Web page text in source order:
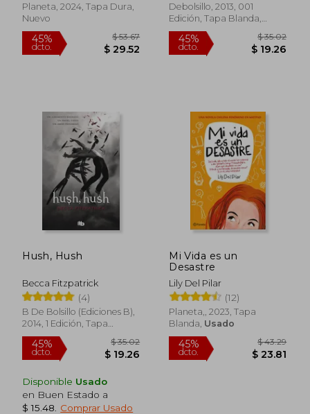
dcto.
40%
dcto.
Planeta, 2024, Tapa Dura,
Nuevo
Debolsillo, 2013, 001
Edición, Tapa Blanda,
Nuevo
Hush, Hush
Becca Fitzpatrick
(4)
B De Bolsillo (Ediciones B),
2014, 1 Edición, Tapa
Blanda, Nuevo
Disponible Usado
en Buen Estado a
$ 15.48
Comprar Usado
Mi Vida es un
Desastre
Lily Del Pilar
(12)
Planeta,, 2023, Tapa
Blanda, Usado